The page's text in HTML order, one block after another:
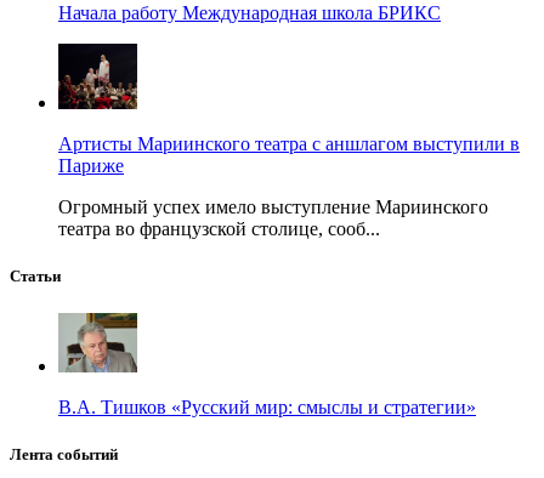
Начала работу Международная школа БРИКС
Артисты Мариинского театра с аншлагом выступили в
Париже
Огромный успех имело выступление Мариинского
театра во французской столице, сооб...
Статьи
В.А. Тишков «Русский мир: смыслы и стратегии»
Лента событий